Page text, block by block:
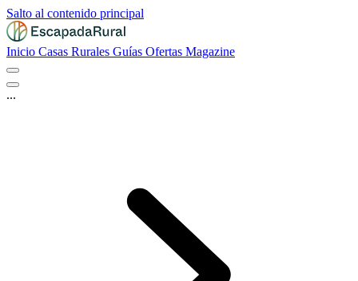
Salto al contenido principal
Inicio Casas Rurales Guías Ofertas Magazine
...